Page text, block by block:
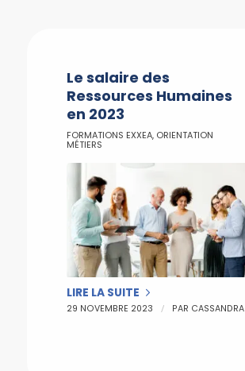
Le salaire des
Ressources Humaines
en 2023
FORMATIONS EXXEA, ORIENTATION
MÉTIERS
LIRE LA SUITE
29 NOVEMBRE 2023 / PAR CASSANDRA